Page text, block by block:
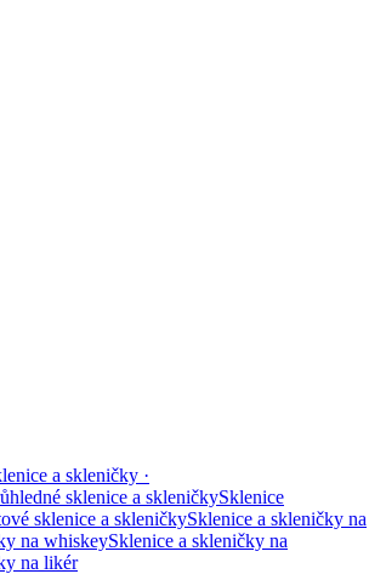
a skleničky ·
sklenice a skleničkySklenice
sklenice a skleničkySklenice a skleničky na
na whiskeySklenice a skleničky na
na likér